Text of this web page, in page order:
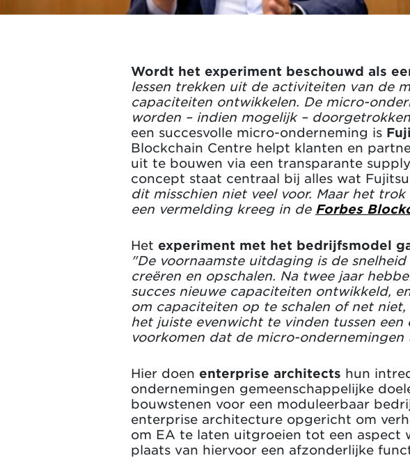
Wordt het experiment beschouwd als
lessen trekken uit de activiteiten van de
capaciteiten ontwikkelen. De micro-
worden – indien mogelijk –
een succesvolle micro-onderneming is
Blockchain Centre helpt klanten en
uit te bouwen via een transparante
concept staat centraal bij alles wat
dit misschien niet veel voor. Maar het
een vermelding kreeg in de Forbes
Het experiment met het bedrijfsmodel
"De voornaamste uitdaging is de
creëren en opschalen. Na twee jaar
succes nieuwe capaciteiten ontwikkeld,
om capaciteiten op te schalen of net
het juiste evenwicht te vinden tussen
voorkomen dat de micro-
Hier doen enterprise architects hun
ondernemingen gemeenschappelijke
bouwstenen voor een moduleerbaar
enterprise architecture opgericht om
om EA te laten uitgroeien tot een aspect
plaats van hiervoor een afzonderlijke